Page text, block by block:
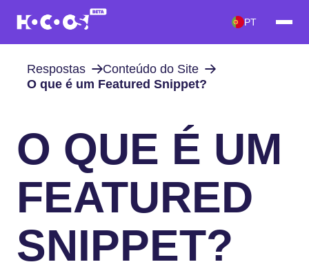
PT
Respostas
Conteúdo do Site
O que é um Featured Snippet?
O QUE É UM
FEATURED
SNIPPET?